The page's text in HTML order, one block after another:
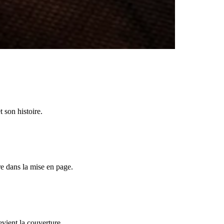
son histoire.
dans la mise en page.